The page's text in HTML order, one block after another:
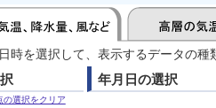
時を選択して、表示するデータの種
の選択をクリア
年月日の選択